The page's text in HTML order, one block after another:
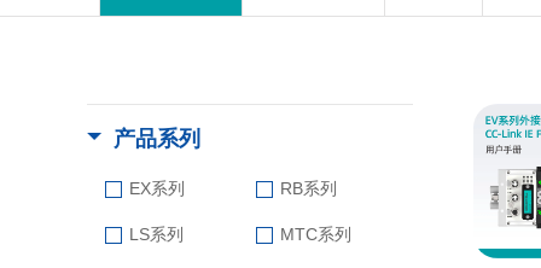
产品系列
EX系列 RB系列
LS系列 MTC系列